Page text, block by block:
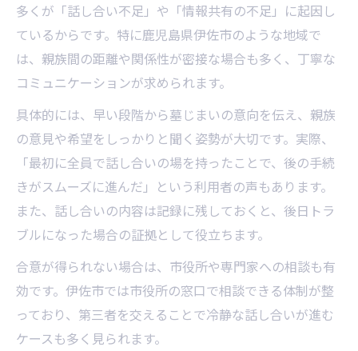
多くが「話し合い不足」や「情報共有の不足」に起因し
ているからです。特に鹿児島県伊佐市のような地域で
は、親族間の距離や関係性が密接な場合も多く、丁寧な
コミュニケーションが求められます。
具体的には、早い段階から墓じまいの意向を伝え、親族
の意見や希望をしっかりと聞く姿勢が大切です。実際、
「最初に全員で話し合いの場を持ったことで、後の手続
きがスムーズに進んだ」という利用者の声もあります。
また、話し合いの内容は記録に残しておくと、後日トラ
ブルになった場合の証拠として役立ちます。
合意が得られない場合は、市役所や専門家への相談も有
効です。伊佐市では市役所の窓口で相談できる体制が整
っており、第三者を交えることで冷静な話し合いが進む
ケースも多く見られます。